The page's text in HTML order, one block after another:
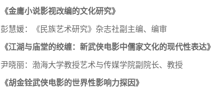
《金庸小说影视改编的文化研究》
彭慧媛：《民族艺术研究》杂志社副主编、编审
《江湖与庙堂的绞缠：新武侠电影中儒家文化的现代性表达》
尹晓丽：渤海大学教授艺术与传媒学院副院长、教授
《胡金铨武侠电影的世界性影响力探因》